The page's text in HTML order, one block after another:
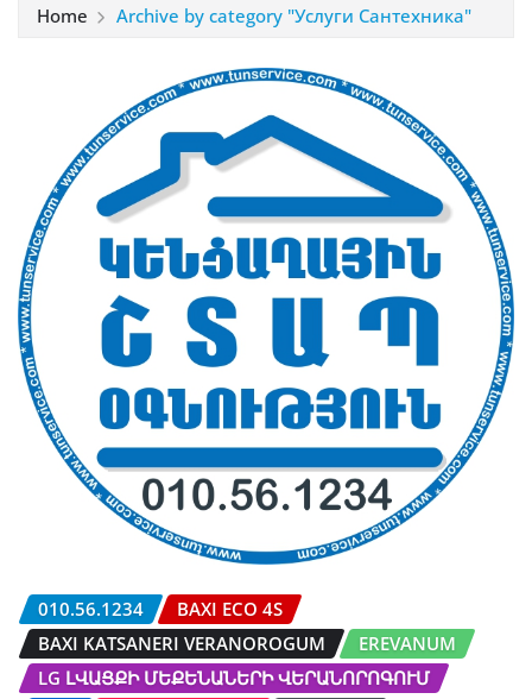
Home Archive by category "Услуги Сантехника"
010.56.1234
BAXI ECO 4S
BAXI KATSANERI VERANOROGUM
EREVANUM
LG ԼՎԱՑՔԻ ՄԵՔԵՆԱՆԵՐԻ ՎԵՐԱՆՈՐՈԳՈՒՄ